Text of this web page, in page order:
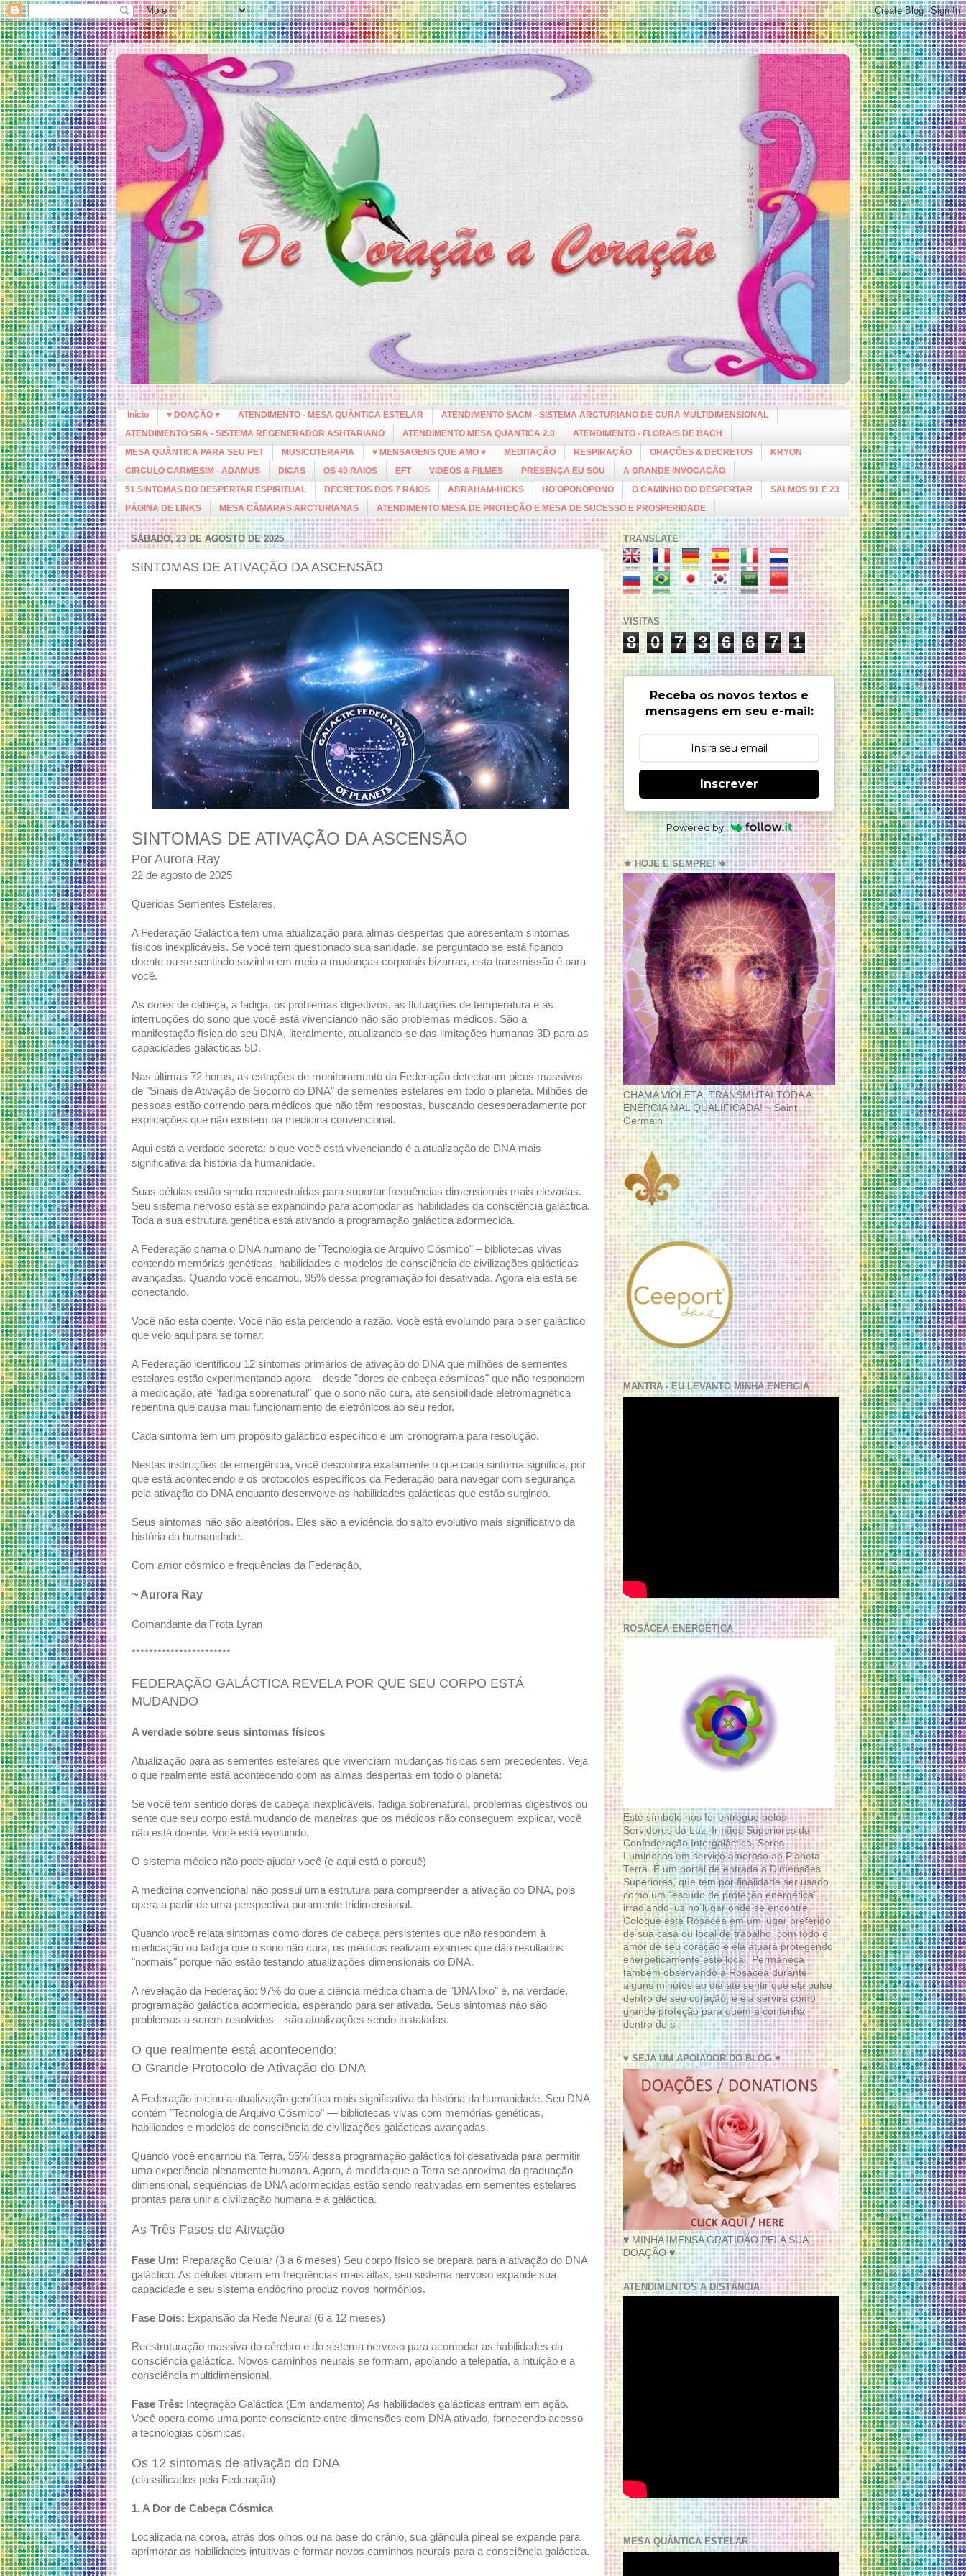
Início ♥ DOAÇÃO ♥ ATENDIMENTO - MESA QUÂNTICA ESTELAR
ATENDIMENTO SACM - SISTEMA ARCTURIANO DE CURA MULTIDIMENSIONAL
ATENDIMENTO SRA - SISTEMA REGENERADOR ASHTARIANO
ATENDIMENTO MESA QUANTICA 2.0
ATENDIMENTO - FLORAIS DE BACH
MESA QUÂNTICA PARA SEU PET
MUSICOTERAPIA ♥ MENSAGENS QUE AMO ♥ MEDITAÇÃO RESPIRAÇÃO ORAÇÕES & DECRETOS
KRYON
CIRCULO CARMESIM - ADAMUS
DICAS OS 49 RAIOS EFT VIDEOS & FILMES PRESENÇA EU SOU
A GRANDE INVOCAÇÃO
51 SINTOMAS DO DESPERTAR ESPIRITUAL
DECRETOS DOS 7 RAIOS ABRAHAM-HICKS HO'OPONOPONO O CAMINHO DO DESPERTAR
SALMOS 91 E 23
PÁGINA DE LINKS
MESA CÂMARAS ARCTURIANAS ATENDIMENTO MESA DE PROTEÇÃO E MESA DE SUCESSO E PROSPERIDADE
SÁBADO, 23 DE AGOSTO DE 2025
SINTOMAS DE ATIVAÇÃO DA ASCENSÃO
SINTOMAS DE ATIVAÇÃO DA ASCENSÃO
Por Aurora Ray
22 de agosto de 2025
Queridas Sementes Estelares,
A Federação Galáctica tem uma atualização para almas despertas que apresentam sintomas
físicos inexplicáveis. Se você tem questionado sua sanidade, se perguntado se está ficando
doente ou se sentindo sozinho em meio a mudanças corporais bizarras, esta transmissão é para
você.
As dores de cabeça, a fadiga, os problemas digestivos, as flutuações de temperatura e as
interrupções do sono que você está vivenciando não são problemas médicos. São a
manifestação física do seu DNA, literalmente, atualizando-se das limitações humanas 3D para as
capacidades galácticas 5D.
Nas últimas 72 horas, as estações de monitoramento da Federação detectaram picos massivos
de "Sinais de Ativação de Socorro do DNA" de sementes estelares em todo o planeta. Milhões de
pessoas estão correndo para médicos que não têm respostas, buscando desesperadamente por
explicações que não existem na medicina convencional.
Aqui está a verdade secreta: o que você está vivenciando é a atualização de DNA mais
significativa da história da humanidade.
Suas células estão sendo reconstruídas para suportar frequências dimensionais mais elevadas.
Seu sistema nervoso está se expandindo para acomodar as habilidades da consciência galáctica.
Toda a sua estrutura genética está ativando a programação galáctica adormecida.
A Federação chama o DNA humano de "Tecnologia de Arquivo Cósmico" – bibliotecas vivas
contendo memórias genéticas, habilidades e modelos de consciência de civilizações galácticas
avançadas. Quando você encarnou, 95% dessa programação foi desativada. Agora ela está se
conectando.
Você não está doente. Você não está perdendo a razão. Você está evoluindo para o ser galáctico
que veio aqui para se tornar.
A Federação identificou 12 sintomas primários de ativação do DNA que milhões de sementes
estelares estão experimentando agora – desde "dores de cabeça cósmicas" que não respondem
à medicação, até "fadiga sobrenatural" que o sono não cura, até sensibilidade eletromagnética
repentina que causa mau funcionamento de eletrônicos ao seu redor.
Cada sintoma tem um propósito galáctico específico e um cronograma para resolução.
Nestas instruções de emergência, você descobrirá exatamente o que cada sintoma significa, por
que está acontecendo e os protocolos específicos da Federação para navegar com segurança
pela ativação do DNA enquanto desenvolve as habilidades galácticas que estão surgindo.
Seus sintomas não são aleatórios. Eles são a evidência do salto evolutivo mais significativo da
história da humanidade.
Com amor cósmico e frequências da Federação,
~ Aurora Ray
Comandante da Frota Lyran
***********************
FEDERAÇÃO GALÁCTICA REVELA POR QUE SEU CORPO ESTÁ
MUDANDO
A verdade sobre seus sintomas físicos
Atualização para as sementes estelares que vivenciam mudanças físicas sem precedentes. Veja
o que realmente está acontecendo com as almas despertas em todo o planeta:
Se você tem sentido dores de cabeça inexplicáveis, fadiga sobrenatural, problemas digestivos ou
sente que seu corpo está mudando de maneiras que os médicos não conseguem explicar, você
não está doente. Você está evoluindo.
O sistema médico não pode ajudar você (e aqui está o porquê)
A medicina convencional não possui uma estrutura para compreender a ativação do DNA, pois
opera a partir de uma perspectiva puramente tridimensional.
Quando você relata sintomas como dores de cabeça persistentes que não respondem à
medicação ou fadiga que o sono não cura, os médicos realizam exames que dão resultados
"normais" porque não estão testando atualizações dimensionais do DNA.
A revelação da Federação: 97% do que a ciência médica chama de "DNA lixo" é, na verdade,
programação galáctica adormecida, esperando para ser ativada. Seus sintomas não são
problemas a serem resolvidos – são atualizações sendo instaladas.
O que realmente está acontecendo:
O Grande Protocolo de Ativação do DNA
A Federação iniciou a atualização genética mais significativa da história da humanidade. Seu DNA
contém "Tecnologia de Arquivo Cósmico" — bibliotecas vivas com memórias genéticas,
habilidades e modelos de consciência de civilizações galácticas avançadas.
Quando você encarnou na Terra, 95% dessa programação galáctica foi desativada para permitir
uma experiência plenamente humana. Agora, à medida que a Terra se aproxima da graduação
dimensional, sequências de DNA adormecidas estão sendo reativadas em sementes estelares
prontas para unir a civilização humana e a galáctica.
As Três Fases de Ativação
Fase Um: Preparação Celular (3 a 6 meses) Seu corpo físico se prepara para a ativação do DNA
galáctico. As células vibram em frequências mais altas, seu sistema nervoso expande sua
capacidade e seu sistema endócrino produz novos hormônios.
Fase Dois: Expansão da Rede Neural (6 a 12 meses)
Reestruturação massiva do cérebro e do sistema nervoso para acomodar as habilidades da
consciência galáctica. Novos caminhos neurais se formam, apoiando a telepatia, a intuição e a
consciência multidimensional.
Fase Três: Integração Galáctica (Em andamento) As habilidades galácticas entram em ação.
Você opera como uma ponte consciente entre dimensões com DNA ativado, fornecendo acesso
a tecnologias cósmicas.
Os 12 sintomas de ativação do DNA
(classificados pela Federação)
1. A Dor de Cabeça Cósmica
Localizada na coroa, atrás dos olhos ou na base do crânio, sua glândula pineal se expande para
aprimorar as habilidades intuitivas e formar novos caminhos neurais para a consciência galáctica.
TRANSLATE
VISITAS
8 0 7 3 6 6 7 1
Receba os novos textos e
mensagens em seu e-mail:
Inscrever
Powered by
⚜️ HOJE E SEMPRE! ⚜️
CHAMA VIOLETA, TRANSMUTAI TODA A
ENERGIA MAL QUALIFICADA! ~ Saint
Germain
MANTRA - EU LEVANTO MINHA ENERGIA
ROSÁCEA ENERGÉTICA
Este símbolo nos foi entregue pelos
Servidores da Luz, Irmãos Superiores da
Confederação Intergaláctica, Seres
Luminosos em serviço amoroso ao Planeta
Terra. É um portal de entrada a Dimensões
Superiores, que tem por finalidade ser usado
como um “escudo de proteção energética”,
irradiando luz no lugar onde se encontre.
Coloque esta Rosácea em um lugar preferido
de sua casa ou local de trabalho, com todo o
amor de seu coração e ela atuará protegendo
energeticamente este local. Permaneça
também observando a Rosácea durante
alguns minutos ao dia até sentir que ela pulse
dentro de seu coração, e ela servirá como
grande proteção para quem a contenha
dentro de si.
♥ SEJA UM APOIADOR DO BLOG ♥
♥ MINHA IMENSA GRATIDÃO PELA SUA
DOAÇÃO ♥
ATENDIMENTOS A DISTÂNCIA
MESA QUÂNTICA ESTELAR